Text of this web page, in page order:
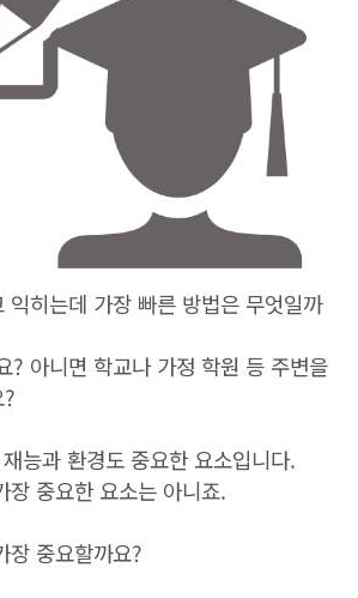
익히는데 가장 빠른 방법은 무엇일까
? 아니면 학교나 가정 학원 등 주변을
능과 환경도 중요한 요소입니다.
장 중요한 요소는 아니죠.
장 중요할까요?